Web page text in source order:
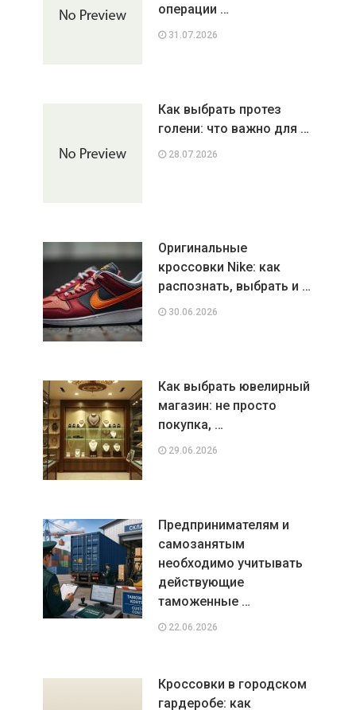
операции …
31.07.2026
Как выбрать протез
голени: что важно для …
28.07.2026
Оригинальные
кроссовки Nike: как
распознать, выбрать и …
30.06.2026
Как выбрать ювелирный
магазин: не просто
покупка, …
29.06.2026
Предпринимателям и
самозанятым
необходимо учитывать
действующие
таможенные …
22.06.2026
Кроссовки в городском
гардеробе: как